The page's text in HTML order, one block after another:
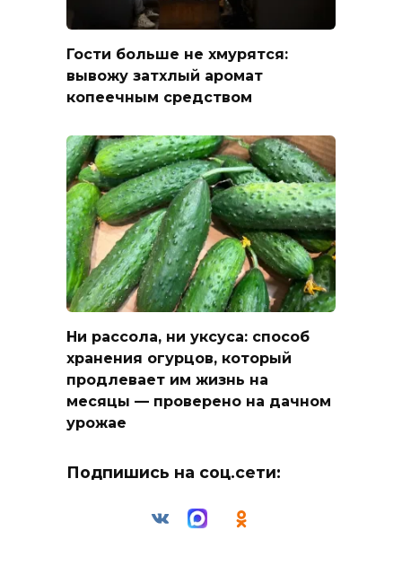
Гости больше не хмурятся:
вывожу затхлый аромат
копеечным средством
Ни рассола, ни уксуса: способ
хранения огурцов, который
продлевает им жизнь на
месяцы — проверено на дачном
урожае
Подпишись на соц.сети: